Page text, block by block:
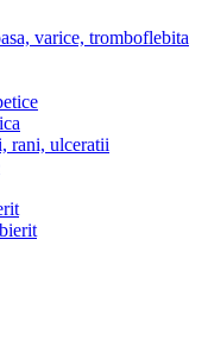
varice, tromboflebita
rani, ulceratii